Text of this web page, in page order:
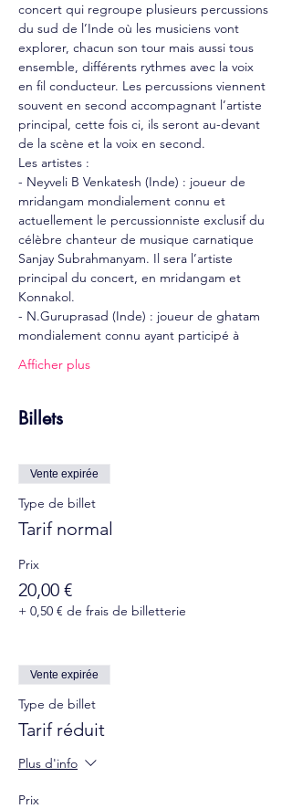
concert qui regroupe plusieurs percussions
du sud de l’Inde où les musiciens vont
explorer, chacun son tour mais aussi tous
ensemble, différents rythmes avec la voix
en fil conducteur. Les percussions viennent
souvent en second accompagnant l’artiste
principal, cette fois ci, ils seront au-devant
de la scène et la voix en second.
Les artistes :
- Neyveli B Venkatesh (Inde) : joueur de
mridangam mondialement connu et
actuellement le percussionniste exclusif du
célèbre chanteur de musique carnatique
Sanjay Subrahmanyam. Il sera l’artiste
principal du concert, en mridangam et
Konnakol.
- N.Guruprasad (Inde) : joueur de ghatam
mondialement connu ayant participé à
Afficher plus
Billets
Vente expirée
Type de billet
Tarif normal
Prix
20,00 €
+ 0,50 € de frais de billetterie
Vente expirée
Type de billet
Tarif réduit
Plus d'info
Prix